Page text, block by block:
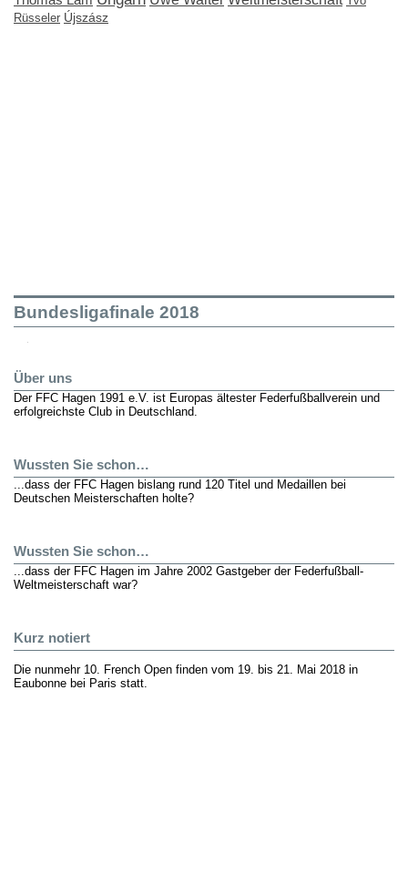
Rüsseler Újszász
Bundesligafinale 2018
Über uns
Der FFC Hagen 1991 e.V. ist Europas ältester Federfußballverein und
erfolgreichste Club in Deutschland.
Wussten Sie schon…
...dass der FFC Hagen bislang rund 120 Titel und Medaillen bei
Deutschen Meisterschaften holte?
Wussten Sie schon…
...dass der FFC Hagen im Jahre 2002 Gastgeber der Federfußball-
Weltmeisterschaft war?
Kurz notiert
Die nunmehr 10. French Open finden vom 19. bis 21. Mai 2018 in
Eaubonne bei Paris statt.